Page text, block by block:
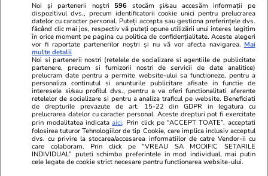
07 aug.
Puține zone economice de
succes, privilegiile de la vârful
birocrației și penurie în rest sau
ordinea socială din România de
07 aug.
Noi și partenerii noștri 596 stocăm și/sau accesăm informații pe
dispozitivul dvs., precum identificatorii cookie unici pentru prelucrarea
datelor cu caracter personal. Puteți accepta sau gestiona preferințele dvs.
făcând clic mai jos, respectiv vă puteți opune utilizării unui interes legitim
în orice moment pe pagina cu politica de confidențialitate. Aceste alegeri
vor fi raportate partenerilor noștri și nu vă vor afecta navigarea. Mai
multe detalii
Noi si partenerii nostri (retelele de socializare si agentiile de publicitate
partenere, precum si furnizorii nostri de servicii de date analitice)
prelucram date pentru a permite website-ului sa functioneze, pentru a
personaliza continutul si anunturile publicitare afisate in functie de
interesele si/sau profilul dvs., pentru a va oferi functionalitati aferente
retelelor de socializare si pentru a analiza traficul pe website. Beneficiati
de drepturile prevazute de art. 15-22 din GDPR in legatura cu
prelucrarea datelor cu caracter personal. Aceste drepturi pot fi exercitate
prin modalitatea indicataaici. Prin click pe “ACCEPT TOATE”, acceptati
folosirea tuturor Tehnologiilor de tip Cookie, care implica inclusiv acceptul
dvs. cu privire la stocarea/accesarea informatiilor de catre Vendor-ii cu
care colaboram. Prin click pe “VREAU SA MODIFIC SETARILE
INDIVIDUAL” puteti schimba preferintele in mod individual, mai putin
cele legate de cookie strict necesare pentru functionarea website-ului.